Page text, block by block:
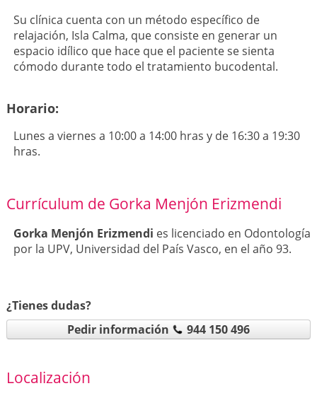
Su clínica cuenta con un método específico de
relajación, Isla Calma, que consiste en generar un
espacio idílico que hace que el paciente se sienta
cómodo durante todo el tratamiento bucodental.
Horario:
Lunes a viernes a 10:00 a 14:00 hras y de 16:30 a 19:30
hras.
Currículum de Gorka Menjón Erizmendi
Gorka Menjón Erizmendi es licenciado en Odontología
por la UPV, Universidad del País Vasco, en el año 93.
¿Tienes dudas?
Pedir información
944 150 496
Localización